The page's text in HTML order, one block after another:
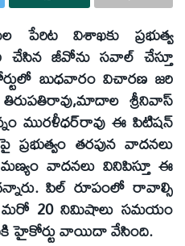
పేరిట విశాఖకు ప్రభుత్వ
చేసిన జీవోను సవాల్‌ చేస్తూ
బుధవారం విచారణ జరి
శ్రీనివాస్‌
మురళీధర్‌రావు ఈ పిటిషన్‌
తరపున వాదనలు
వాదనలు వినిపిస్తూ ఈ
పిల్‌ రూపంలో రావాల్సి
మరో 20 నిమిషాలు సమయం
హైకోర్టు వాయిదా వేసింది.